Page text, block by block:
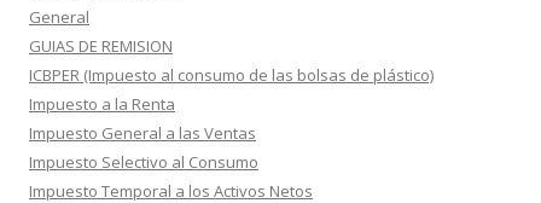
General
GUIAS DE REMISION
ICBPER (Impuesto al consumo de las bolsas de plástico)
Impuesto a la Renta
Impuesto General a las Ventas
Impuesto Selectivo al Consumo
Impuesto Temporal a los Activos Netos